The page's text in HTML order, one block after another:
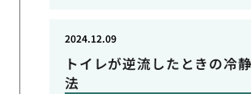
トイレが逆流したときの冷
法
2024.12.09